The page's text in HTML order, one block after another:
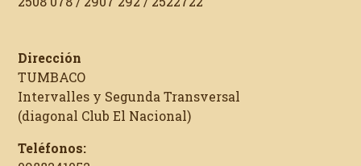
Dirección
TUMBACO
Intervalles y Segunda Transversal
(diagonal Club El Nacional)
Teléfonos: